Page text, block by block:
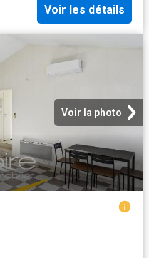
Voir les détails
Voir la photo